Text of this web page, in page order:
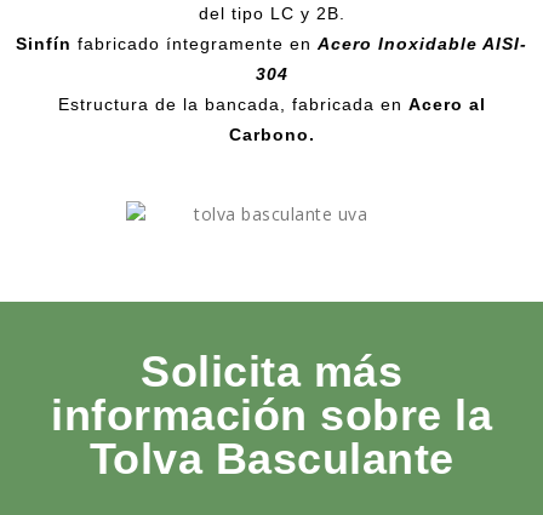
del tipo LC y 2B.
Sinfín fabricado íntegramente en Acero Inoxidable AISI-
304
Estructura de la bancada, fabricada en Acero al
Carbono.
Solicita más
información sobre la
Tolva Basculante